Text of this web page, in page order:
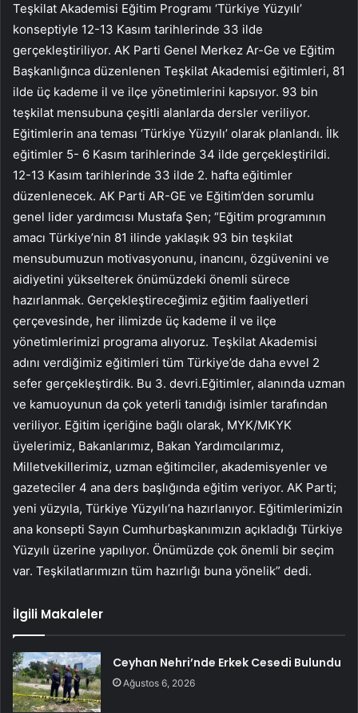
Teşkilat Akademisi Eğitim Programı ‘Türkiye Yüzyılı’
konseptiyle 12-13 Kasım tarihlerinde 33 ilde
gerçekleştiriliyor. AK Parti Genel Merkez Ar-Ge ve Eğitim
Başkanlığınca düzenlenen Teşkilat Akademisi eğitimleri, 81
ilde üç kademe il ve ilçe yönetimlerini kapsıyor. 93 bin
teşkilat mensubuna çeşitli alanlarda dersler veriliyor.
Eğitimlerin ana teması ‘Türkiye Yüzyılı’ olarak planlandı. İlk
eğitimler 5- 6 Kasım tarihlerinde 34 ilde gerçekleştirildi.
12-13 Kasım tarihlerinde 33 ilde 2. hafta eğitimler
düzenlenecek. AK Parti AR-GE ve Eğitim’den sorumlu
genel lider yardımcısı Mustafa Şen; “Eğitim programının
amacı Türkiye’nin 81 ilinde yaklaşık 93 bin teşkilat
mensubumuzun motivasyonunu, inancını, özgüvenini ve
aidiyetini yükselterek önümüzdeki önemli sürece
hazırlanmak. Gerçekleştireceğimiz eğitim faaliyetleri
çerçevesinde, her ilimizde üç kademe il ve ilçe
yönetimlerimizi programa alıyoruz. Teşkilat Akademisi
adını verdiğimiz eğitimleri tüm Türkiye’de daha evvel 2
sefer gerçekleştirdik. Bu 3. devri.Eğitimler, alanında uzman
ve kamuoyunun da çok yeterli tanıdığı isimler tarafından
veriliyor. Eğitim içeriğine bağlı olarak, MYK/MKYK
üyelerimiz, Bakanlarımız, Bakan Yardımcılarımız,
Milletvekillerimiz, uzman eğitimciler, akademisyenler ve
gazeteciler 4 ana ders başlığında eğitim veriyor. AK Parti;
yeni yüzyıla, Türkiye Yüzyılı’na hazırlanıyor. Eğitimlerimizin
ana konsepti Sayın Cumhurbaşkanımızın açıkladığı Türkiye
Yüzyılı üzerine yapılıyor. Önümüzde çok önemli bir seçim
var. Teşkilatlarımızın tüm hazırlığı buna yönelik” dedi.
İlgili Makaleler
Ceyhan Nehri’nde Erkek Cesedi Bulundu
Ağustos 6, 2026